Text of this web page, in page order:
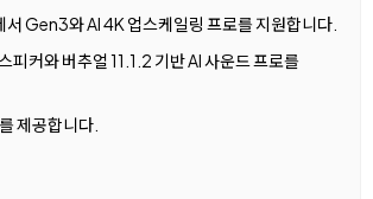
서 Gen3와 AI 4K 업스케일링 프로를 지원합니다.
커와 버추얼 11.1.2 기반 AI 사운드 프로를
제공합니다.